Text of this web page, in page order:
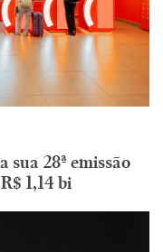
sua 28ª emissão
1,14 bi